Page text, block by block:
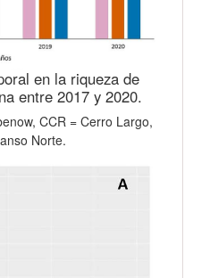
en la riqueza de
entre 2017 y 2020.
CCR = Cerro Largo,
Norte.